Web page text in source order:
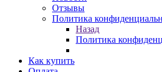
Отзывы
Политика
Назад
Политика
Как купить